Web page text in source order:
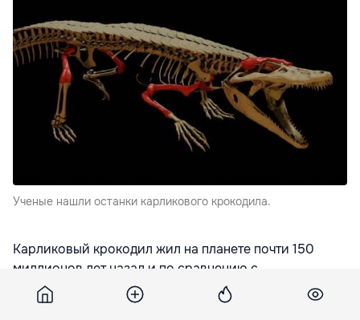
Ученые нашли останки карликового крокодила.
Карликовый крокодил жил на планете почти 150
миллионов лет назад и по сравнению с
динозаврами, которые обитали в тот период, был
миниатюрным — всего 70 см в длину, сообщает